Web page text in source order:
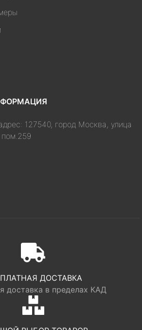
127540, город Москва, улица
пом.259
ДОСТАВКА
доставка в пределах КАД